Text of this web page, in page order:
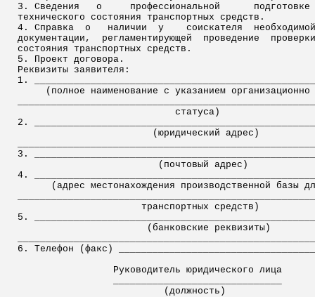
3. Сведения
о профессиональной
подготовке
технического состояния транспортных средств.
4. Справка
о наличии у соискателя
необходимой
документации,
регламентирующей проведение
состояния транспортных средств.
5. Проект договора.
Реквизиты заявителя:
1.
(полное наименование с указанием
статуса)
2.
(юридический адрес)
3.
(почтовый адрес)
4.
(адрес местонахождения производственной базы
транспортных средств)
5.
(банковские реквизиты)
6. Телефон (факс)
Руководитель юридического лица
(должность)